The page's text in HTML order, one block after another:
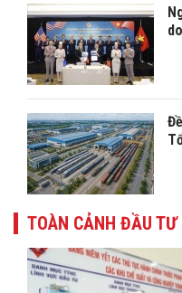
TOÀN CẢNH ĐẦU TƯ